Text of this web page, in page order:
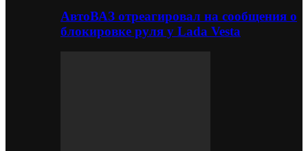
АвтоВАЗ отреагировал на сообщения о
блокировке руля у Lada Vesta